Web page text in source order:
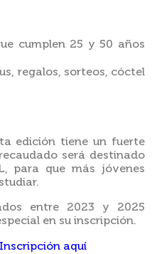
cumplen 25 y 50 años
regalos, sorteos, cóctel
edición tiene un fuerte
será destinado
para que más jóvenes
entre 2023 y 2025
en su inscripción.
Inscripción aquí